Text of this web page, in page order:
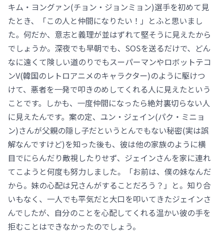
キム・ヨングァン(チョン・ジョンミョン)選手を初めて見
たとき、「この人と仲間になりたい！」とふと思いまし
た。何だか、意志と義理が並はずれて堅そうに見えたから
でしょうか。深夜でも早朝でも、SOSを送るだけで、どん
なに遠くて険しい道のりでもスーパーマンやロボットテコ
ンV(韓国のレトロアニメのキャラクター)のように駆けつ
けて、悪者を一発で叩きのめしてくれる人に見えたという
ことです。しかも、一度仲間になったら絶対裏切らない人
に見えたんです。案の定、ユン・ジェイン(パク・ミニョ
ン)さんが父親の隠し子だというとんでもない秘密(実は誤
解なんですけど)を知った後も、彼は他の家族のように横
目でにらんだり敵視したりせず、ジェインさんを家に連れ
てこようと何度も努力しました。「お前は、僕の妹なんだ
から。妹の心配は兄さんがすることだろう？」と。知り合
いもなく、一人でも平気だと大口を叩いてきたジェインさ
んでしたが、自分のことを心配してくれる温かい彼の手を
拒むことはできなかったのでしょう。